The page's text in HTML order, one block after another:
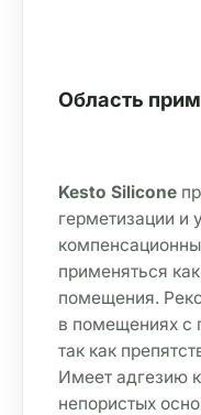
Область
Kesto Silicone
герметизации и
применяться
помещения.
в помещениях с
так как
Имеет адгезию
непористых